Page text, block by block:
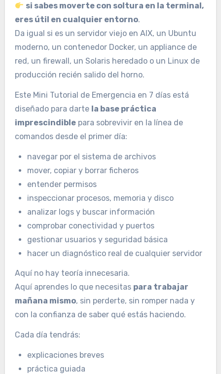
si sabes moverte con soltura en la terminal,
eres útil en cualquier entorno.
Da igual si es un servidor viejo en AIX, un Ubuntu
moderno, un contenedor Docker, un appliance de
red, un firewall, un Solaris heredado o un Linux de
producción recién salido del horno.
Este Mini Tutorial de Emergencia en 7 días está
diseñado para darte la base práctica
imprescindiblepara sobrevivir en la línea de
comandos desde el primer día:
navegar por el sistema de archivos
mover, copiar y borrar ficheros
entender permisos
inspeccionar procesos, memoria y disco
analizar logs y buscar información
comprobar conectividad y puertos
gestionar usuarios y seguridad básica
hacer un diagnóstico real de cualquier servidor
Aquí no hay teoría innecesaria.
Aquí aprendes lo que necesitas para trabajar
mañana mismo, sin perderte, sin romper nada y
con la confianza de saber qué estás haciendo.
Cada día tendrás:
explicaciones breves
práctica guiada